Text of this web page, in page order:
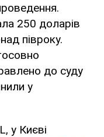
250 доларів
півроку.
до суду
у
у Києві